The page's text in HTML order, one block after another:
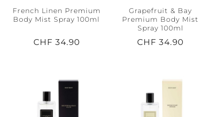
French Linen Premium
Body Mist Spray 100ml
CHF 34.90
Grapefruit & Bay
Premium Body Mist
Spray 100ml
CHF 34.90